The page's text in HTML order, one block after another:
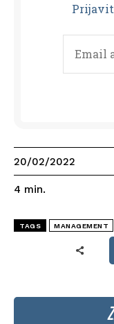
Prijavit
20/02/2022
4 min.
TAGS MANAGEMENT